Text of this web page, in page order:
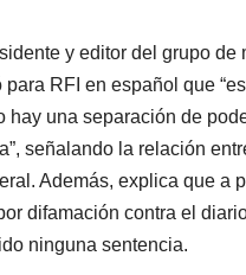
y editor del grupo de
RFI en español que
hay una separación de
señalando la relación
Además, explica que a
difamación contra el
ninguna sentencia.